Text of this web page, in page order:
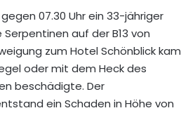
07.30 Uhr ein 33-jähriger
auf der B13 von
zum Hotel Schönblick kam
oder mit dem Heck des
beschädigte. Der
ein Schaden in Höhe von